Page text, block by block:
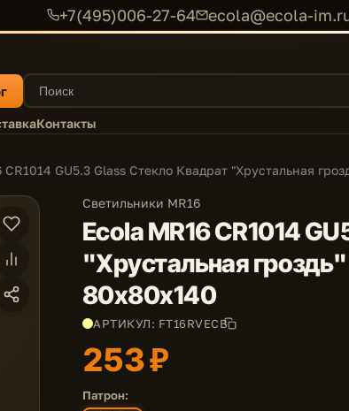
+7(495)006-27-64 ecola@ecola-
Контакты
CR1014 GU5.3 Glass Стекло Квадрат "Хрустальная
Светильники MR16
Ecola MR16 CR1014
"Хрустальная
80x80x140
АРТИКУЛ: FT16RVECB
253 ₽
Патрон: